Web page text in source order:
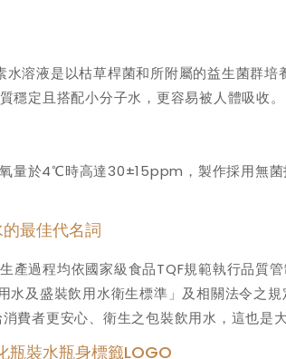
溶液是以枯草桿菌和所附屬的益生菌群
定且搭配小分子水，更容易被人體吸收。
於4℃時高達30±15ppm，製作採用無菌
最佳代名詞
產過程均依國家級食品TQF規範執行品質
及盛裝飲用水衛生標準」及相關法令之
費者更安心、衛生之包裝飲用水，這也是
瓶裝水瓶身標籤LOGO